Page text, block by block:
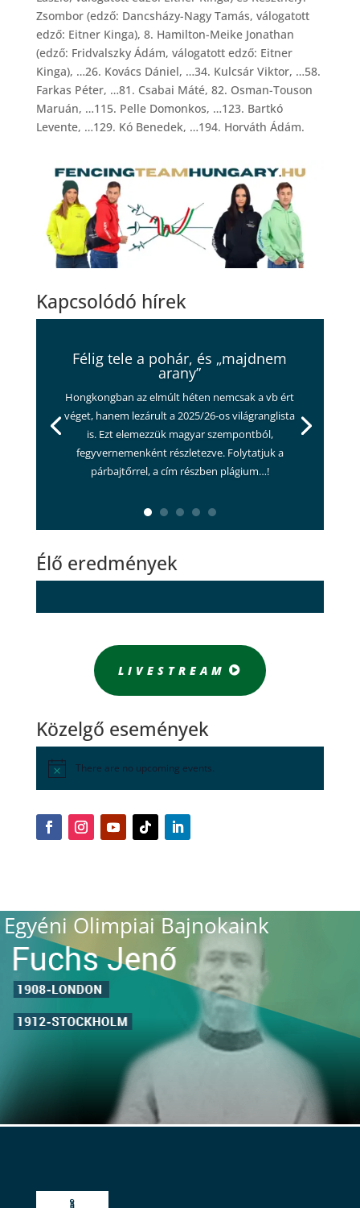
Zsombor (edző: Dancsházy-Nagy Tamás, válogatott
edző: Eitner Kinga), 8. Hamilton-Meike Jonathan
(edző: Fridvalszky Ádám, válogatott edző: Eitner
Kinga), …26. Kovács Dániel, …34. Kulcsár Viktor, …58.
Farkas Péter, …81. Csabai Máté, 82. Osman-Touson
Maruán, …115. Pelle Domonkos, …123. Bartkó
Levente, …129. Kó Benedek, …194. Horváth Ádám.
Kapcsolódó hírek
Félig tele a pohár, és „majdnem
arany”
Hongkongban az elmúlt héten nemcsak a vb ért
véget, hanem lezárult a 2025/26-os világranglista
is. Ezt elemezzük magyar szempontból,
fegyvernemenként részletezve. Folytatjuk a
párbajtőrrel, a cím részben plágium…!
Élő eredmények
LIVESTREAM
Közelgő események
There are no upcoming events.
Egyéni Olimpiai Bajnokaink